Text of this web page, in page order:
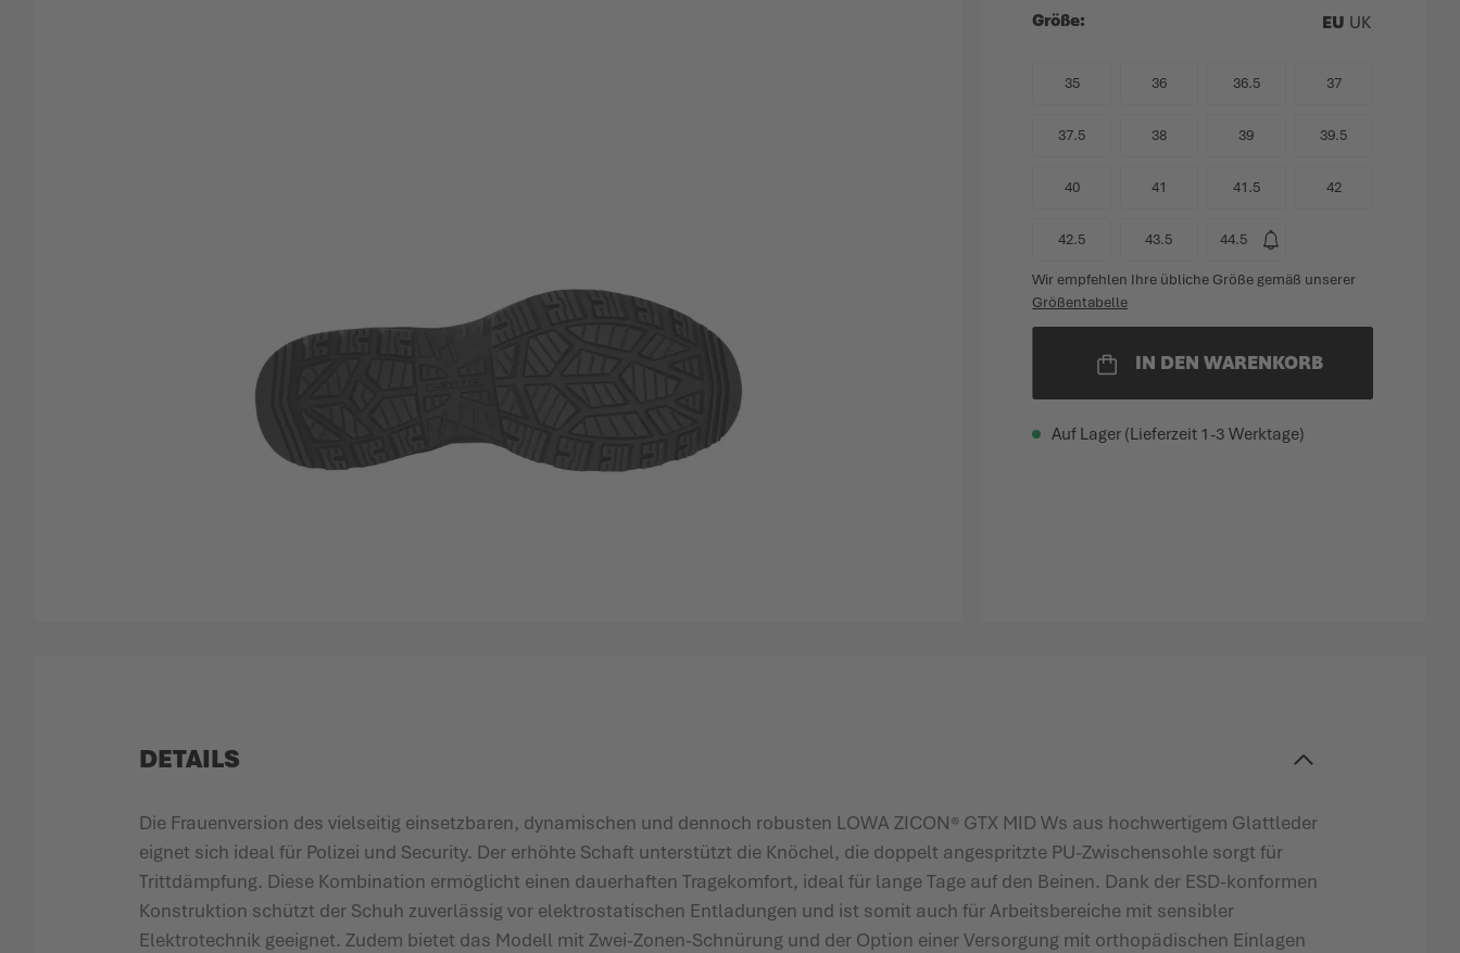
Größe EU UK
35 36 36.5 37
37.5 38 39 39.5
40 41 41.5 42
42.5 43.5 44.5
Wir empfehlen Ihre übliche Größe gemäß unserer
Größentabelle
IN DEN WARENKORB
Auf Lager (Lieferzeit 1-3 Werktage)
DETAILS
Die Frauenversion des vielseitig einsetzbaren, dynamischen und dennoch robusten LOWA ZICON® GTX MID Ws aus hochwertigem Glattleder
eignet sich ideal für Polizei und Security. Der erhöhte Schaft unterstützt die Knöchel, die doppelt angespritzte PU-Zwischensohle sorgt für
Trittdämpfung. Diese Kombination ermöglicht einen dauerhaften Tragekomfort, ideal für lange Tage auf den Beinen. Dank der ESD-konformen
Konstruktion schützt der Schuh zuverlässig vor elektrostatischen Entladungen und ist somit auch für Arbeitsbereiche mit sensibler
Elektrotechnik geeignet. Zudem bietet das Modell mit Zwei-Zonen-Schnürung und der Option einer Versorgung mit orthopädischen Einlagen